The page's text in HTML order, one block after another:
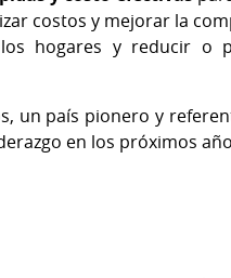
costos y mejorar la
hogares y reducir o
un país pionero y
en los próximos